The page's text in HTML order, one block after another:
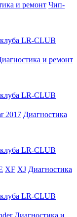
и ремонт Чип-
LR-CLUB
и ремонт
LR-CLUB
2017 Диагностика
LR-CLUB
XF XJ Диагностика
LR-CLUB
Диагностика и